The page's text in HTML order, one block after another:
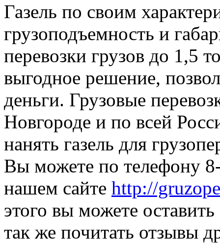
Газель по своим
грузоподъемность и
перевозки грузов до 1,5
выгодное решение,
деньги. Грузовые
Новгороде и по всей
нанять газель для
Вы можете по телефону
нашем сайте http://
этого вы можете
так же почитать отзывы